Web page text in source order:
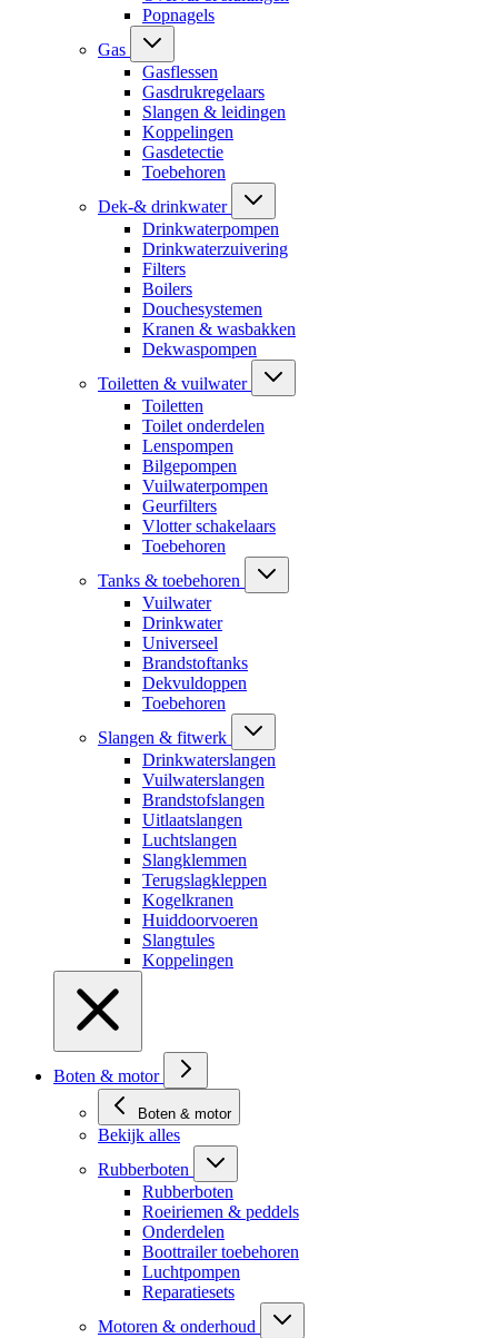
Popnagels
Gas
Gasflessen
Gasdrukregelaars
Slangen & leidingen
Koppelingen
Gasdetectie
Toebehoren
Dek-& drinkwater
Drinkwaterpompen
Drinkwaterzuivering
Filters
Boilers
Douchesystemen
Kranen & wasbakken
Dekwaspompen
Toiletten & vuilwater
Toiletten
Toilet onderdelen
Lenspompen
Bilgepompen
Vuilwaterpompen
Geurfilters
Vlotter schakelaars
Toebehoren
Tanks & toebehoren
Vuilwater
Drinkwater
Universeel
Brandstoftanks
Dekvuldoppen
Toebehoren
Slangen & fitwerk
Drinkwaterslangen
Vuilwaterslangen
Brandstofslangen
Uitlaatslangen
Luchtslangen
Slangklemmen
Terugslagkleppen
Kogelkranen
Huiddoorvoeren
Slangtules
Koppelingen
Boten & motor
Boten & motor
Bekijk alles
Rubberboten
Rubberboten
Roeiriemen & peddels
Onderdelen
Boottrailer toebehoren
Luchtpompen
Reparatiesets
Motoren & onderhoud